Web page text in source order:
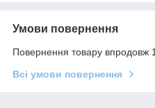
Умови повернення
Повернення товару впродовж
Всі умови повернення